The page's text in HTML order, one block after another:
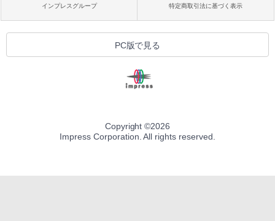
インプレスグループ 特定商取引法に基づく表示
PC版で見る
Copyright ©2026
Impress Corporation. All rights reserved.